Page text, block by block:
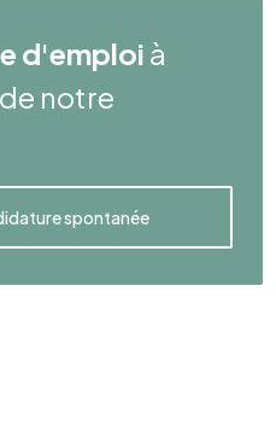
d'emploi à
notre
spontanée